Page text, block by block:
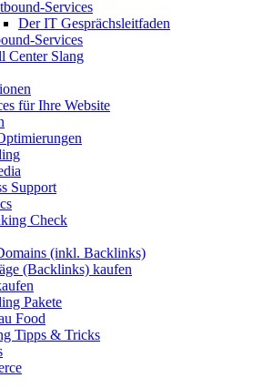
Services
Der IT Gesprächsleitfaden
Services
Center Slang
für Ihre Website
Support
Check
(inkl. Backlinks)
(Backlinks) kaufen
Pakete
Food
Tipps & Tricks